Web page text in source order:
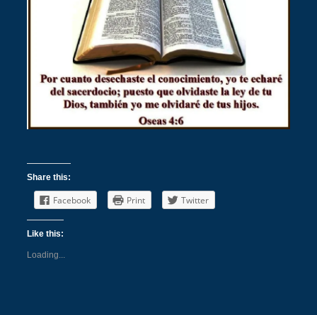
Share this:
Facebook Print Twitter
Like this:
Loading...